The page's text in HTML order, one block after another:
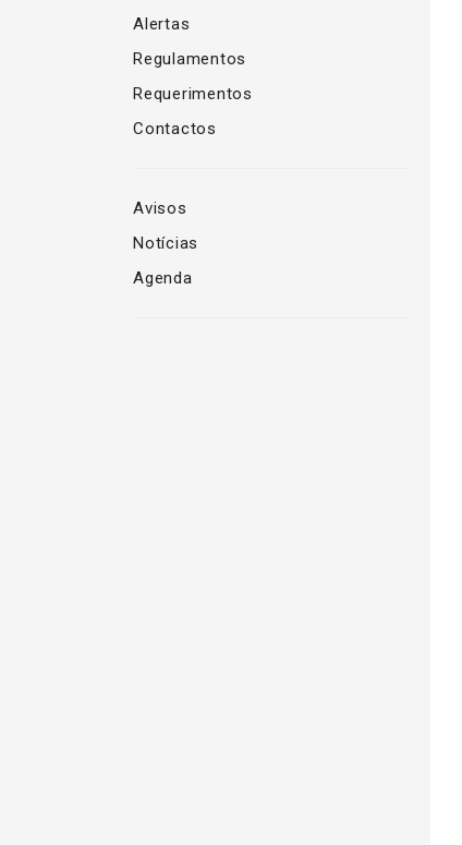
Alertas
Regulamentos
Requerimentos
Contactos
Avisos
Notícias
Agenda